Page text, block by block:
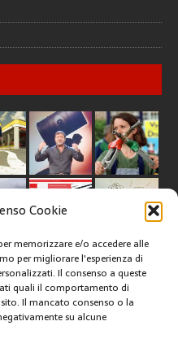
Cookie
memorizzare e/o accedere alle
per migliorare l'esperienza di
Il consenso a queste
quali il comportamento di
Il mancato consenso o la
su alcune
i termini